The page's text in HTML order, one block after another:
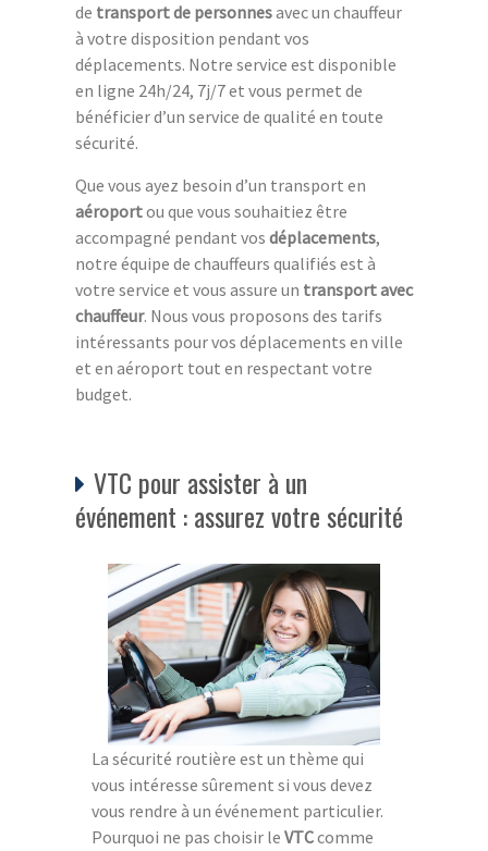
de transport de personnesavec un chauffeur
à votre disposition pendant vos
déplacements. Notre service est disponible
en ligne 24h/24, 7j/7 et vous permet de
bénéficier d’un service de qualité en toute
sécurité.
Que vous ayez besoin d’un transport en
aéroportou que vous souhaitiez être
accompagné pendant vos déplacements,
notre équipe de chauffeurs qualifiés est à
votre service et vous assure un transport avec
chauffeur. Nous vous proposons des tarifs
intéressants pour vos déplacements en ville
et en aéroport tout en respectant votre
budget.
VTC pour assister à un
événement : assurez votre sécurité
La sécurité routière est un thème qui
vous intéresse sûrement si vous devez
vous rendre à un événement particulier.
Pourquoi ne pas choisir le VTCcomme